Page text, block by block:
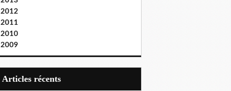
2012
2011
2010
2009
articles récents